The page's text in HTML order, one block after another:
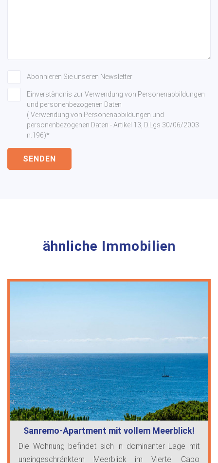
Abonnieren Sie unseren Newsletter
Einverständnis zur Verwendung von Personenabbildungen
und personenbezogenen Daten
( Verwendung von Personenabbildungen und
personenbezogenen Daten - Artikel 13, D.Lgs 30/06/2003
n.196)*
SENDEN
ähnliche Immobilien
Sanremo-Apartment mit vollem Meerblick!
Die Wohnung befindet sich in dominanter Lage mit
uneingeschränktem Meerblick im Viertel Capo